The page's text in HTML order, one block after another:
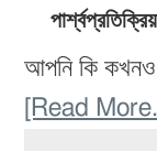
আপনি কি কখনও
[Read